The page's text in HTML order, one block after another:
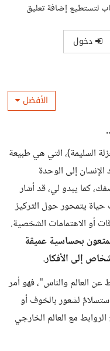
لتستطيع إضافة تعليق
دخول
الأفضل
السليمة)، التي هي طبيعة
الإنسان إلى الوحدة
كما يبدو لي، قد أشار
حياة يتمحور حول التركيز
أو الاهتمامات الشخصية.
بحساسية عميقة
إلى الأفكار.
عن العالم والناس"، فهو أمر
لشعور بالخوف أو
مع العالم الخارجي